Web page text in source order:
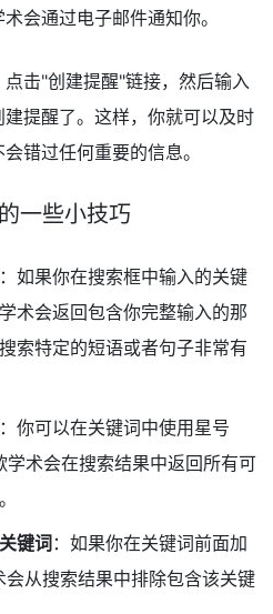
会通过电子邮件通知你。
击"创建提醒"链接，然后输入
提醒了。这样，你就可以及时
错过任何重要的信息。
一些小技巧
：如果你在搜索框中输入的关键
术会返回包含你完整输入的那
索特定的短语或者句子非常有
：你可以在关键词中使用星号
学术会在搜索结果中返回所有可
键词：如果你在关键词前面加
会从搜索结果中排除包含该关键